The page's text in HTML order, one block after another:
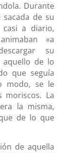
Durante
sacada de su
a diario,
«a
su
aquello de lo
que seguía
modo, se le
moriscos. La
la misma,
de lo que
de aquella